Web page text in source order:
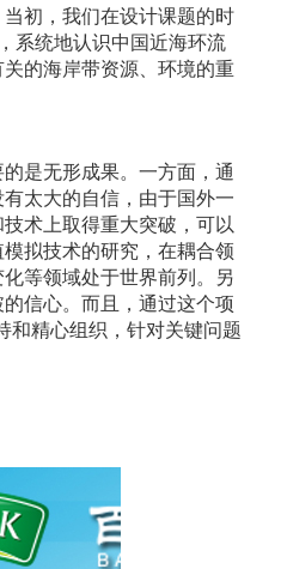
初，我们在设计课题的时
系统地认识中国近海环流
的海岸带资源、环境的重
是无形成果。一方面，通
太大的自信，由于国外一
术上取得重大突破，可以
拟技术的研究，在耦合领
等领域处于世界前列。另
信心。而且，通过这个项
和精心组织，针对关键问题